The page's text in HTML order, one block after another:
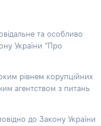
та особливо
України “Про
рівнем корупційних
агентством з питань
до Закону України